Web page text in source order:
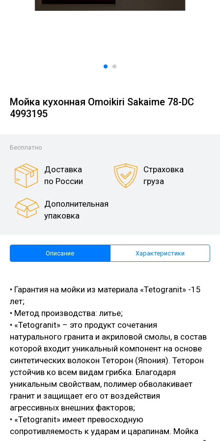
Мойка кухонная Omoikiri Sakaime 78-DC
4993195
Бесплатно
Доставка
по России
Страховка
груза
Дополнительная
упаковка
Описание Характеристики
• Гарантия на мойки из материала «Tetogranit» -15
лет;
• Метод производства: литье;
• «Tetogranit» – это продукт сочетания
натурального гранита и акриловой смолы, в состав
которой входит уникальный компонент на основе
синтетических волокон Теторон (Япония). Теторон
устойчив ко всем видам грибка. Благодаря
уникальным свойствам, полимер обволакивает
гранит и защищает его от воздействия
агрессивных внешних факторов;
• «Tetogranit» имеет превосходную
сопротивляемость к ударам и царапинам. Мойка